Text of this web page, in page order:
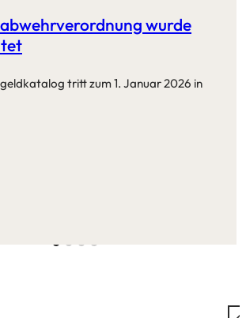
wurde
tritt zum 1. Januar 2026 in